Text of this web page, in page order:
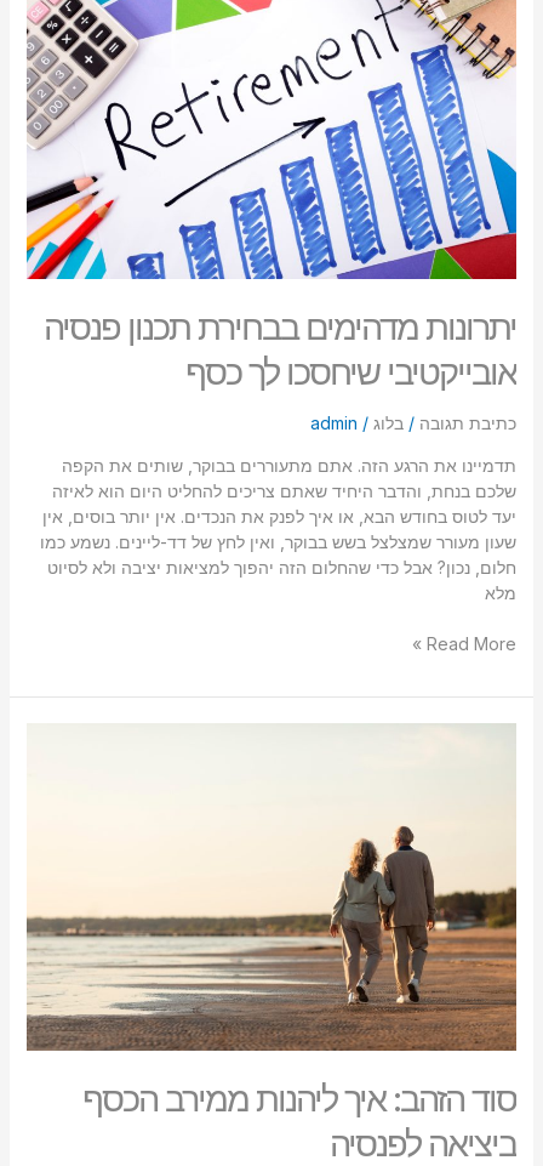
יתרונות מדהימים בבחירת תכנון פנסיה
אובייקטיבי שיחסכו לך כסף
כתיבת תגובה / בלוג/
admin
תדמיינו את הרגע הזה. אתם מתעוררים בבוקר, שותים את הקפה
שלכם בנחת, והדבר היחיד שאתם צריכים להחליט היום הוא לאיזה
יעד לטוס בחודש הבא, או איך לפנק את הנכדים. אין יותר בוסים, אין
שעון מעורר שמצלצל בשש בבוקר, ואין לחץ של דד-ליינים. נשמע כמו
חלום, נכון? אבל כדי שהחלום הזה יהפוך למציאות יציבה ולא לסיוט
מלא
בבחירת
תכנון
פנסיה
אובייקטיבי
שיחסכו
כסף
Read More »
סוד הזהב: איך ליהנות ממירב הכסף
ביציאה לפנסיה
ביציאה
לפנסיה